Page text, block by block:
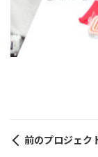
前のプロジェク